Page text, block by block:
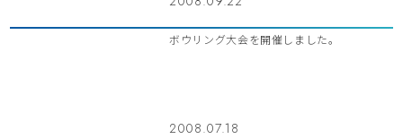
ボウリング大会を開催しました。
2008.07.18